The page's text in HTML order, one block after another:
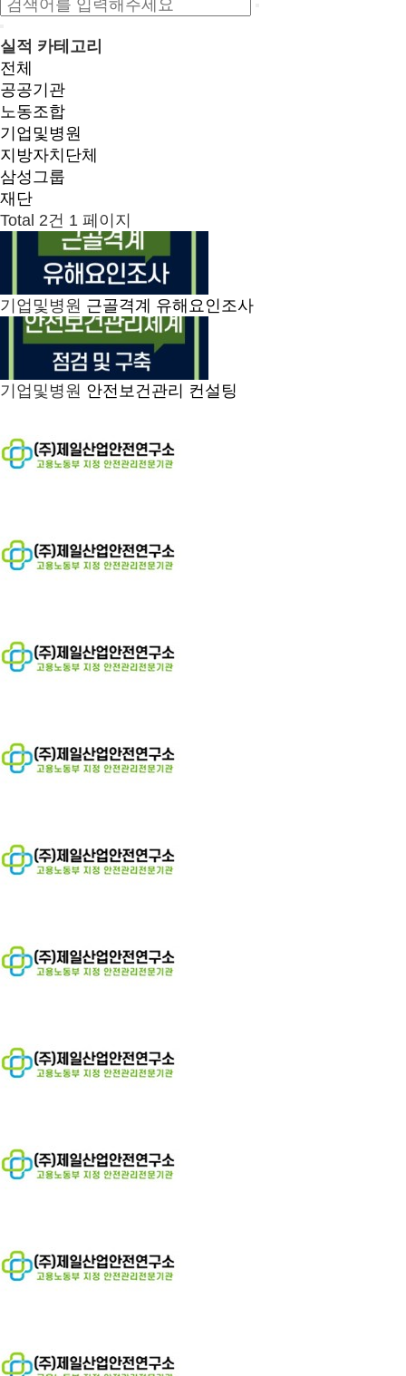
실적 카테고리
전체
공공기관
노동조합
기업및병원
지방자치단체
삼성그룹
재단
Total 2건 1 페이지
기업및병원 근골격계 유해요인조사
기업및병원 안전보건관리 컨설팅